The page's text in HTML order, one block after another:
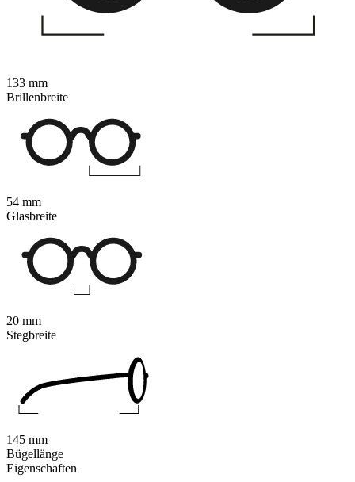
Eigenschaften
133 mm
Brillenbreite
54 mm
Glasbreite
20 mm
Stegbreite
145 mm
Bügellänge